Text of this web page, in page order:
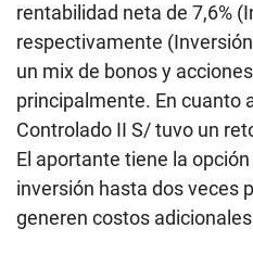
rentabilidad neta de 7,6%
respectivamente
un mix de bonos y
principalmente. En cuanto
Controlado II S/ tuvo un
El aportante tiene la
inversión hasta dos veces
generen costos